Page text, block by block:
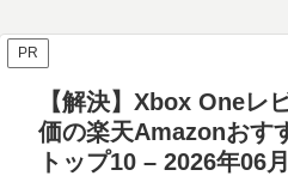
PR
【解決】Xbox Oneレ
価の楽天Amazonおす
トップ10 – 2026年06